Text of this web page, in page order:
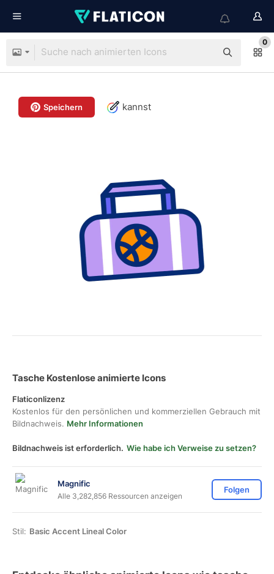
0
Speichern kannst
Tasche Kostenlose animierte Icons
Flaticonlizenz
Kostenlos für den persönlichen und kommerziellen Gebrauch mit
Bildnachweis. Mehr Informationen
Bildnachweis ist erforderlich. Wie habe ich Verweise zu setzen?
Magnific
Alle 3,282,856 Ressourcen anzeigen
Folgen
Stil: Basic Accent Lineal Color